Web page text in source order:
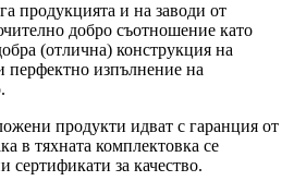
продукцията и на заводи от
добро съотношение като
(отлична) конструкция на
перфектно изпълнение на
продукти идват с гаранция от
в тяхната комплектовка се
за качество.